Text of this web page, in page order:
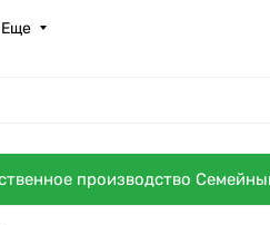
Еще
производство